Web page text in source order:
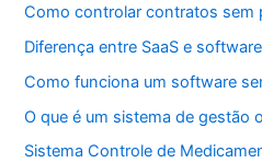
Como controlar contratos sem
Diferença entre SaaS e
Como funciona um software
O que é um sistema de gestão
Sistema Controle de